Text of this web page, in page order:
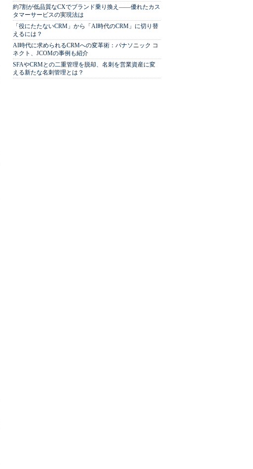
約7割が低品質なCXでブランド乗り換え――優れたカス
タマーサービスの実現法は
「役にたたないCRM」から「AI時代のCRM」に切り替
えるには？
AI時代に求められるCRMへの変革術：パナソニック コ
ネクト、JCOMの事例も紹介
SFAやCRMとの二重管理を脱却、名刺を営業資産に変
える新たな名刺管理とは？